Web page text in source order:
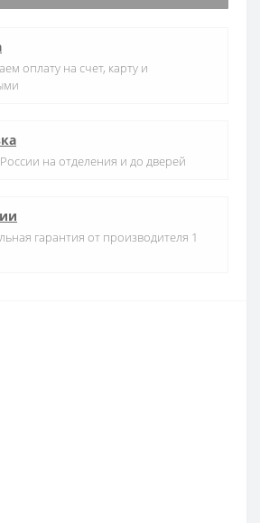
оплату на счет, карту и
на отделения и до дверей
гарантия от производителя 1